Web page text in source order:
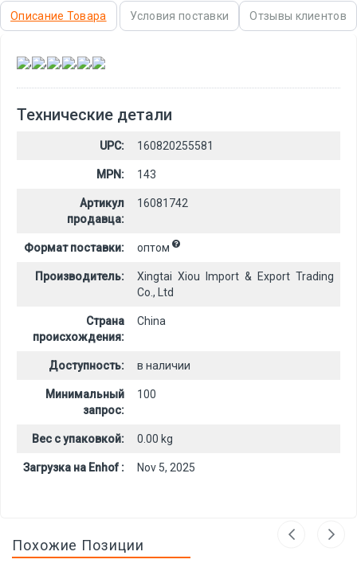
Описание Товара Условия поставки Отзывы клиентов
, , , , ,
Технические детали
UPC: 160820255581
MPN: 143
Артикул
продавца:
16081742
Формат поставки: оптом
Производитель:
Xingtai Xiou Import & Export Trading
Co., Ltd
Страна
происхождения:
China
Доступность: в наличии
Минимальный
запрос:
100
Вес с упаковкой: 0.00 kg
Загрузка на Enhof : Nov 5, 2025
Похожие Позиции